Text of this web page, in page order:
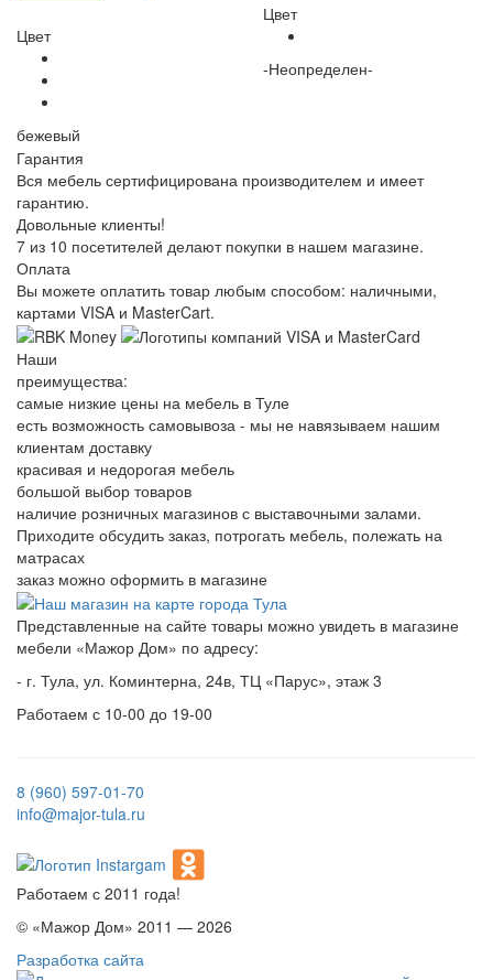
Цвет
бежевый
Цвет
-Неопределен-
Гарантия
Вся мебель сертифицирована производителем и имеет
гарантию.
Довольные клиенты!
7 из 10 посетителей делают покупки в нашем магазине.
Оплата
Вы можете оплатить товар любым способом: наличными,
картами VISA и MasterCart.
Наши
преимущества:
самые низкие цены на мебель в Туле
есть возможность самовывоза - мы не навязываем нашим
клиентам доставку
красивая и недорогая мебель
большой выбор товаров
наличие розничных магазинов с выставочными залами.
Приходите обсудить заказ, потрогать мебель, полежать на
матрасах
заказ можно оформить в магазине
Представленные на сайте товары можно увидеть в магазине
мебели «Мажор Дом» по адресу:
- г. Тула, ул. Коминтерна, 24в, ТЦ «Парус», этаж 3
Работаем с 10-00 до 19-00
8 (960) 597-01-70
info@major-tula.ru
Работаем с 2011 года!
© «Мажор Дом» 2011 — 2026
Разработка сайта